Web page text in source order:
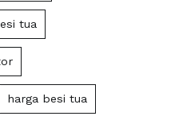
tua
harga besi tua